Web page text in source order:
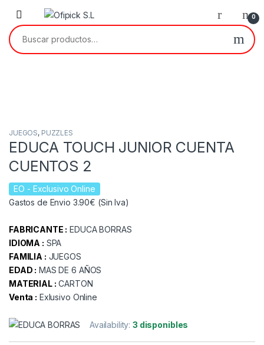
Skip to navigation
Skip to content
0
Buscar por:
JUEGOS, PUZZLES
EDUCA TOUCH JUNIOR CUENTA
CUENTOS 2
EO - Exclusivo Online
Gastos de Envio 3.90€ (Sin Iva)
FABRICANTE : EDUCA BORRAS
IDIOMA : SPA
FAMILIA : JUEGOS
EDAD : MAS DE 6 AÑOS
MATERIAL : CARTON
Venta : Exlusivo Online
Availability:3 disponibles